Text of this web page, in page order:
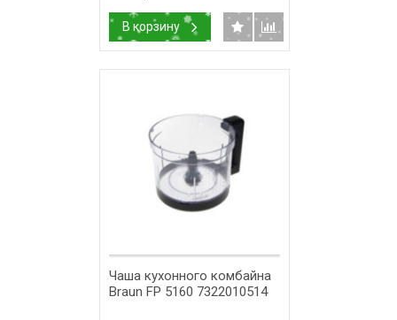
В корзину
Чаша кухонного комбайна
Braun FP 5160 7322010514